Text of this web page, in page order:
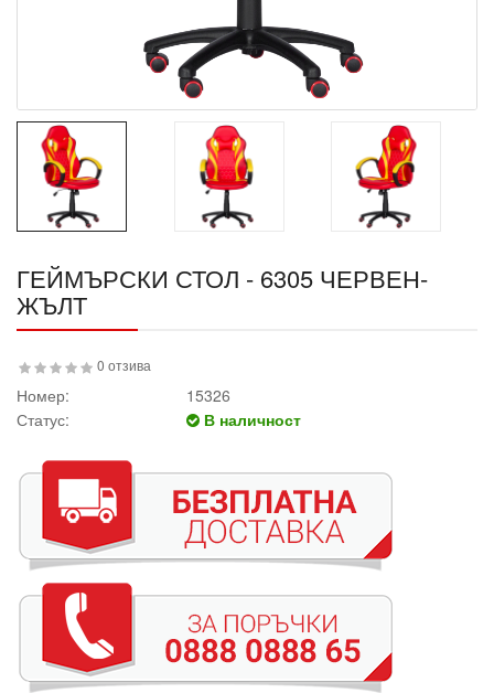
ГЕЙМЪРСКИ СТОЛ - 6305 ЧЕРВЕН-
ЖЪЛТ
0 отзива
Номер:
15326
Статус:
В наличност